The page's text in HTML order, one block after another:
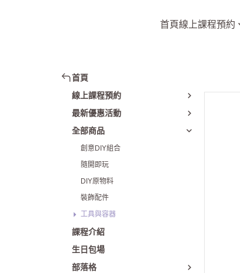
首頁線上課程預約
新竹巨城店
首頁
線上課程預約
最新優惠活動
全部商品
創意DIY組合
隨開即玩
DIY原物料
裝飾配件
工具與容器
課程介紹
生日包場
部落格